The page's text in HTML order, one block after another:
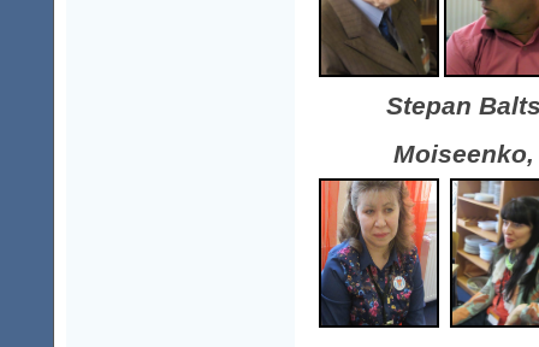
Stepan